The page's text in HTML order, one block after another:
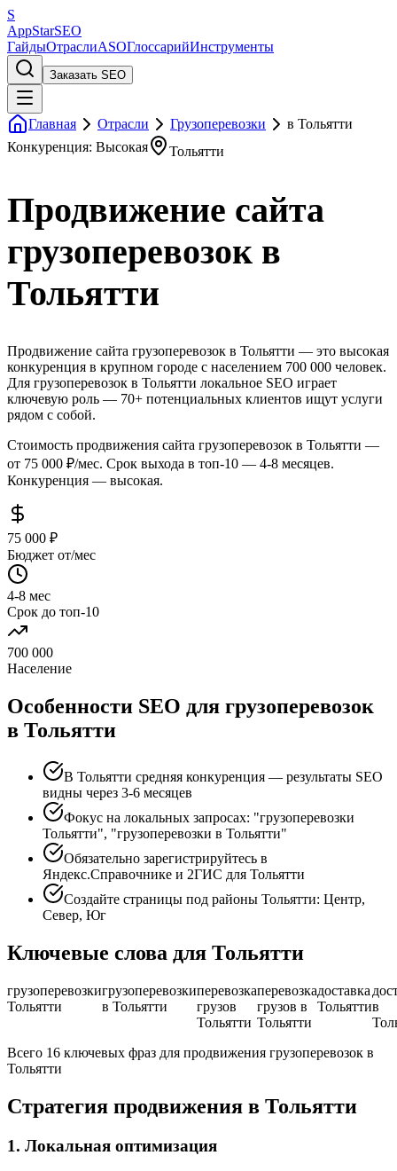
S
AppStarSEO
ГайдыОтраслиASOГлоссарийИнструменты
Заказать SEO
Главная Отрасли Грузоперевозки
в Тольятти
Конкуренция: Высокая
Тольятти
Продвижение сайта
грузоперевозок в
Тольятти
Продвижение сайта грузоперевозок в Тольятти — это высокая
конкуренция в крупном городе с населением 700 000 человек.
Для грузоперевозок в Тольятти локальное SEO играет
ключевую роль — 70+ потенциальных клиентов ищут услуги
рядом с собой.
Стоимость продвижения сайта грузоперевозок в Тольятти —
от 75 000 ₽/мес. Срок выхода в топ-10 — 4-8 месяцев.
Конкуренция — высокая.
75 000 ₽
Бюджет от/мес
4-8 мес
Срок до топ-10
700 000
Население
Особенности SEO для грузоперевозок
в Тольятти
В Тольятти средняя конкуренция — результаты SEO
видны через 3-6 месяцев
Фокус на локальных запросах: "грузоперевозки
Тольятти", "грузоперевозки в Тольятти"
Обязательно зарегистрируйтесь в
Яндекс.Справочнике и 2ГИС для Тольятти
Создайте страницы под районы Тольятти: Центр,
Север, Юг
Ключевые слова для Тольятти
грузоперевозки
Тольятти
грузоперевозки
в Тольятти
перевозка
грузов
Тольятти
перевозка
грузов в
Тольятти
доставка
Тольяттив
Всего 16 ключевых фраз для продвижения грузоперевозок в
Тольятти
Стратегия продвижения в Тольятти
1. Локальная оптимизация